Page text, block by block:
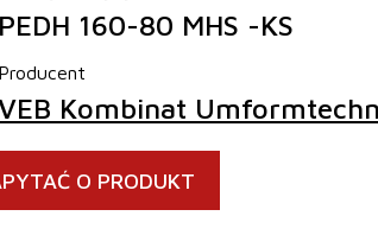
PEDH 160-80 MHS -KS
Producent
Kombinat
O PRODUKT